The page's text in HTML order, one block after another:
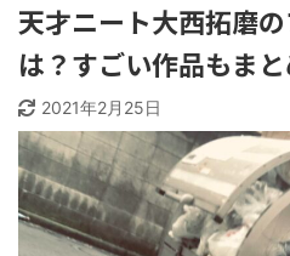
天才ニート大西拓磨
は？すごい作品もまと
2021年2月25日